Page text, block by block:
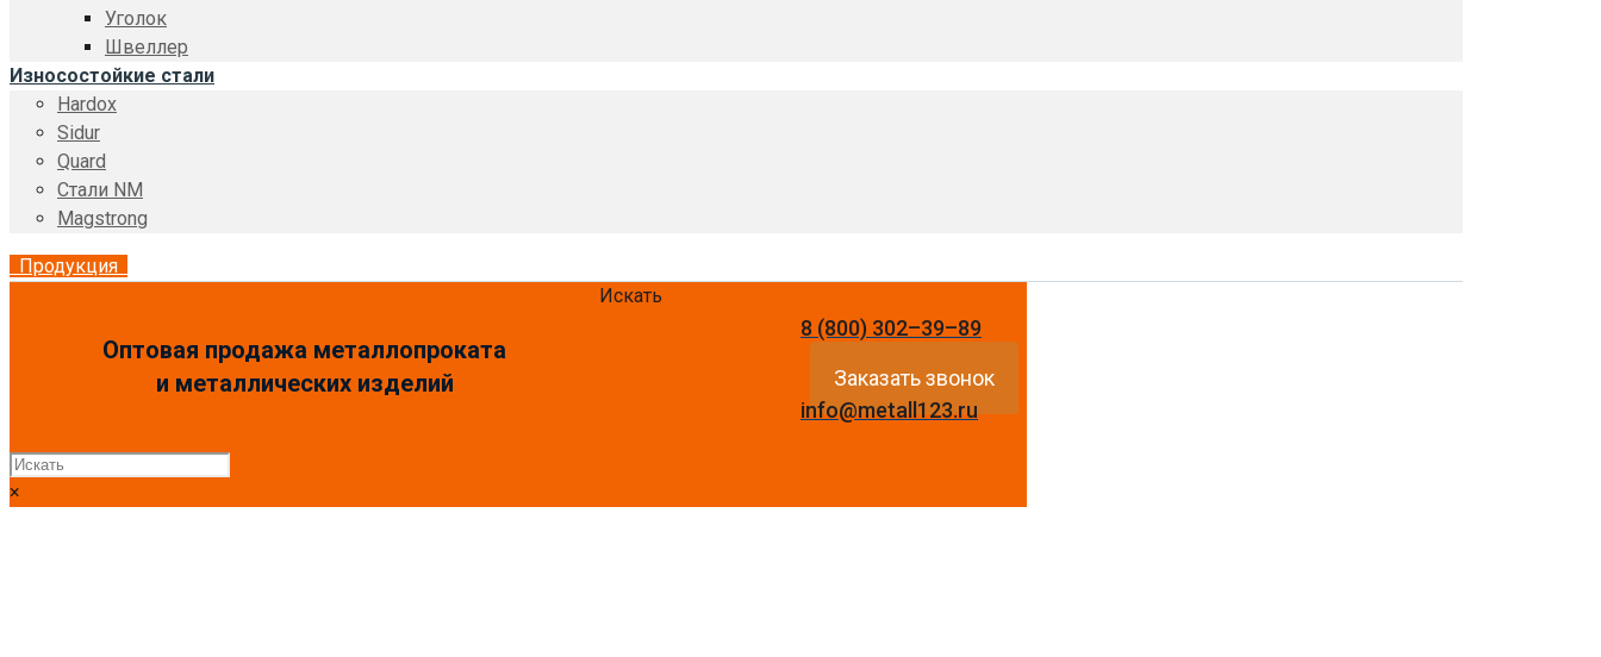
Уголок
Швеллер
Износостойкие стали
Hardox
Sidur
Quard
Стали NM
Magstrong
Продукция
Оптовая продажа металлопроката
и металлических изделий
8 (800) 302–39–89
Заказать звонок
info@metall123.ru
Искать
×